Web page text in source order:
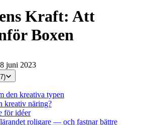
Kraft: Att
Boxen
juni 2023
)
den kreativa typen
kreativ näring?
för idéer
roligare — och fastnar bättre